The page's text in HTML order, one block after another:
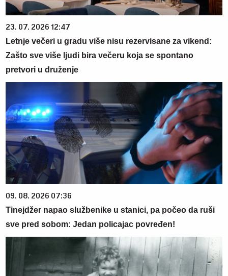
23. 07. 2026 12:47
Letnje večeri u gradu više nisu rezervisane za vikend:
Zašto sve više ljudi bira večeru koja se spontano
pretvori u druženje
09. 08. 2026 07:36
Tinejdžer napao službenike u stanici, pa počeo da ruši
sve pred sobom: Jedan policajac povređen!